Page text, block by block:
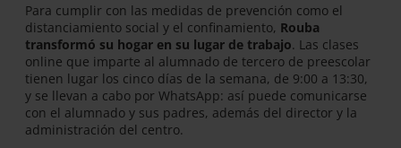
Para cumplir con las medidas de prevención como el
distanciamiento social y el confinamiento, Rouba
transformó su hogar en su lugar de trabajo. Las clases
online que imparte al alumnado de tercero de preescolar
tienen lugar los cinco días de la semana, de 9:00 a 13:30,
y se llevan a cabo por WhatsApp: así puede comunicarse
con el alumnado y sus padres, además del director y la
administración del centro.